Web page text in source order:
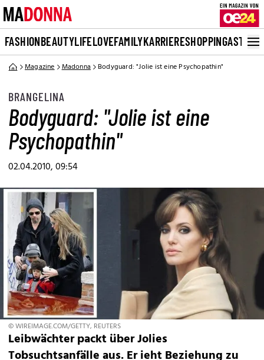
FASHIONBEAUTYLIFELOVEFAMILYKARRIERESHOPPINGASTRO
Magazine Madonna Bodyguard: "Jolie ist eine Psychopathin"
BRANGELINA
Bodyguard: "Jolie ist eine
Psychopathin"
02.04.2010, 09:54
© WIREIMAGE.COM/GETTY, REUTERS
Leibwächter packt über Jolies
Tobsuchtsanfälle aus. Er ieht Beziehung zu